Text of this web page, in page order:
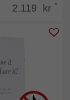
2.119 kr *